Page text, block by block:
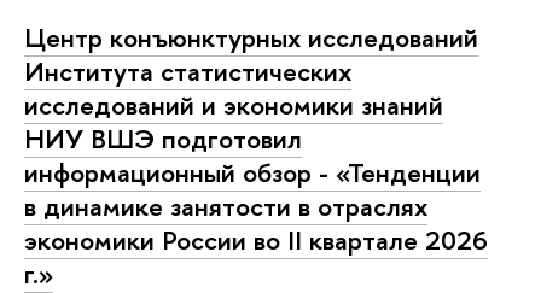
Центр конъюнктурных исследований
Института статистических
исследований и экономики знаний
НИУ ВШЭ подготовил
информационный обзор - «Тенденции
в динамике занятости в отраслях
экономики России во II квартале 2026
г.»